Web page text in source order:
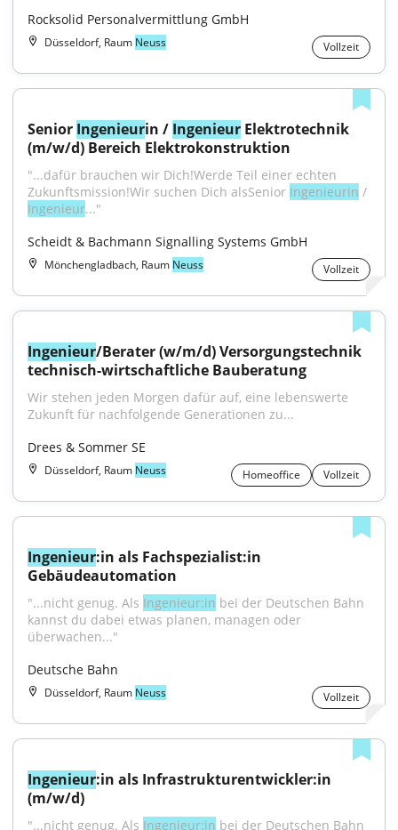
Rocksolid Personalvermittlung GmbH
Düsseldorf, Raum Neuss Vollzeit
Senior Ingenieurin / Ingenieur Elektrotechnik
(m/w/d) Bereich Elektrokonstruktion
"...dafür brauchen wir Dich!Werde Teil einer echten
Zukunftsmission!Wir suchen Dich alsSenior Ingenieurin
Ingenieur..."
Scheidt & Bachmann Signalling Systems GmbH
Mönchengladbach, Raum Neuss Vollzeit
Ingenieur/Berater (w/m/d) Versorgungstechnik
technisch-wirtschaftliche Bauberatung
Wir stehen jeden Morgen dafür auf, eine lebenswerte
Zukunft für nachfolgende Generationen zu...
Drees & Sommer SE
Düsseldorf, Raum Neuss Homeoffice Vollzeit
Ingenieur:in als Fachspezialist:in
Gebäudeautomation
"...nicht genug. Als Ingenieur:in bei der Deutschen Bahn
kannst du dabei etwas planen, managen oder
überwachen..."
Deutsche Bahn
Düsseldorf, Raum Neuss Vollzeit
Ingenieur:in als Infrastrukturentwickler:in
(m/w/d)
"...nicht genug. Als Ingenieur:in bei der Deutschen Bahn